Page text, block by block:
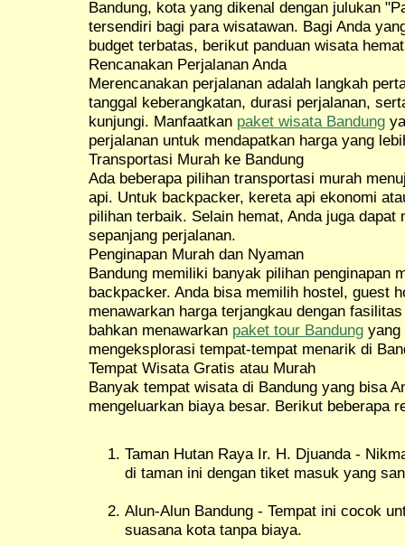
Bandung, kota yang dikenal dengan julukan
tersendiri bagi para wisatawan. Bagi Anda
budget terbatas, berikut panduan wisata
Rencanakan Perjalanan Anda
Merencanakan perjalanan adalah langkah
tanggal keberangkatan, durasi perjalanan,
kunjungi. Manfaatkan paket wisata Bandung
perjalanan untuk mendapatkan harga yang
Transportasi Murah ke Bandung
Ada beberapa pilihan transportasi murah
api. Untuk backpacker, kereta api ekonomi
pilihan terbaik. Selain hemat, Anda juga dapat
sepanjang perjalanan.
Penginapan Murah dan Nyaman
Bandung memiliki banyak pilihan penginapan
backpacker. Anda bisa memilih hostel, guest
menawarkan harga terjangkau dengan
bahkan menawarkan paket tour Bandung yang
mengeksplorasi tempat-tempat menarik di
Tempat Wisata Gratis atau Murah
Banyak tempat wisata di Bandung yang bisa
mengeluarkan biaya besar. Berikut beberapa
Taman Hutan Raya Ir. H. Djuanda -
di taman ini dengan tiket masuk yang
Alun-Alun Bandung - Tempat ini cocok
suasana kota tanpa biaya.